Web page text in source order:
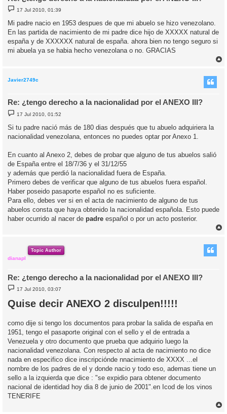
M
e
a
e
17 Jul 2010, 01:39
Mi padre nacio en 1953 despues de que mi abuelo se hizo venezolano.
En las partida de nacimiento de mi padre dice hijo de XXXXX natural de
españa y de XXXXXX natural de españa. ahora bien no tengo seguro si
mi abuela ya se habia hecho venezolana o no. GRACIAS
Javier2749c
Re: ¿tengo derecho a la nacionalidad por el ANEXO III?
M
e
s
a
17 Jul 2010, 01:52
Si tu padre nació más de 180 dias después que tu abuelo adquiriera la
nacionalidad venezolana, entonces no puedes optar por Anexo 1.
En cuanto al Anexo 2, debes de probar que alguno de tus abuelos salió
de España entre el 18/7/36 y el 31/12/55
y además que perdió la nacionalidad fuera de España.
Primero debes de verificar que alguno de tus abuelos fuera español.
Haber posei­do pasaporte español no es suficiente.
Para ello, debes ver si en el acta de nacimiento de alguno de tus
abuelos consta que haya obtenido la nacionalidad española. Esto puede
haber ocurrido al nacer de padre español o por un acto posterior.
Topic Author
dianapl
Re: ¿tengo derecho a la nacionalidad por el ANEXO III?
M
e
s
e
17 Jul 2010, 03:07
Quise decir ANEXO 2 disculpen!!!!!
como dije si tengo los documentos para probar la salida de españa en
1951, tengo el pasaporte original con el sello y el de entrada a
Venezuela y otro documento que prueba que adquirio luego la
nacionalidad venezolana. Con respecto al acta de nacimiento no dice
nada en especifico dice inscripciónde nnacimiento de XXXX ...el
nombre de los padres de el y donde nacio y todo eso, ademas tiene un
sello a la izquierda que dice : "se expidio para obtener documento
nacional de identidad hoy dia 8 de junio de 2001".en Icod de los vinos
TENERIFE